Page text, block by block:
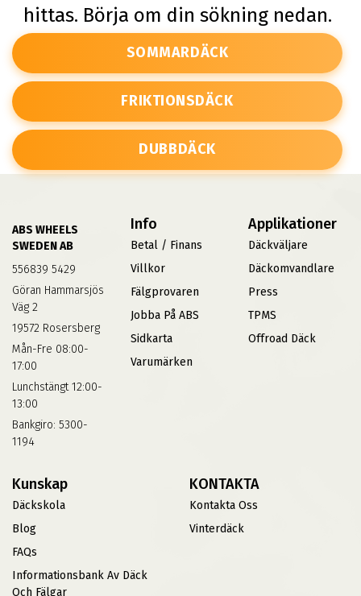
hittas. Börja om din sökning nedan.
SOMMARDÄCK
FRIKTIONSDÄCK
DUBBDÄCK
ABS WHEELS
SWEDEN AB
556839 5429
Göran Hammarsjös
Väg 2
19572 Rosersberg
Mån-Fre 08:00-
17:00
Lunchstängt 12:00-
13:00
Bankgiro: 5300-
1194
Info
Betal / Finans
Villkor
Fälgprovaren
Jobba På ABS
Sidkarta
Varumärken
Applikationer
Däckväljare
Däckomvandlare
Press
TPMS
Offroad Däck
Kunskap
Däckskola
Blog
FAQs
Informationsbank Av Däck
Och Fälgar
KONTAKTA
Kontakta Oss
Vinterdäck